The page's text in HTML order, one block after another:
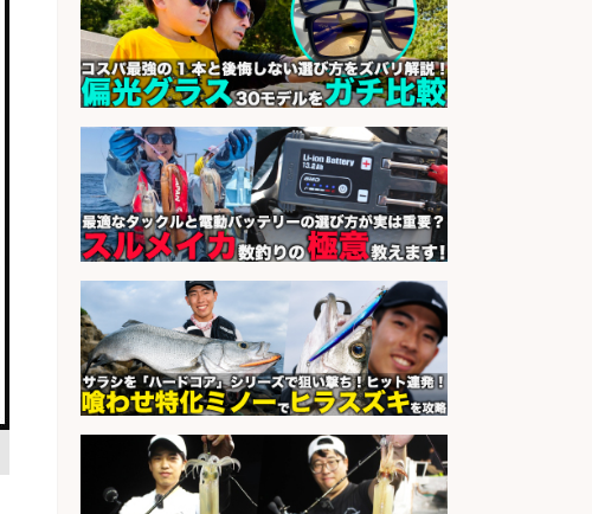
の物流事務・営業アシスタント/土
日祝休み×大型連休あり×残業なし/
滋賀県/大津市
会社名 株式会社ホットスタッフ滋賀
sponsored by 求人ボックス
和食, 日本料理・懐石料理/店長・店
長候補/本物を知る大人の隠れ家!魚
の価値を上げ、地域を元気に!店長候
補募集
会社名 酒場あらかぶ 酒場あらかぶ
sponsored by 求人ボックス
精肉・青果・鮮魚販売/「志布志
市」「時給1,150円〜」志布志市内
でお魚のカットや商品の陳列スタッ